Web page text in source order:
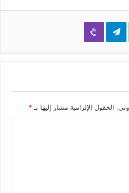
WhatsApp
Telegram
Viber
الحقول الإلزامية مشار إليها بـ *